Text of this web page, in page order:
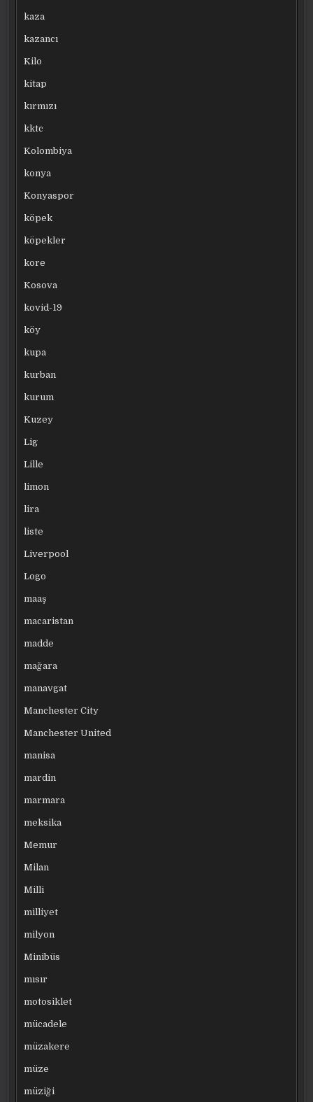
kaza
kazancı
Kilo
kitap
kırmızı
kktc
Kolombiya
konya
Konyaspor
köpek
köpekler
kore
Kosova
kovid-19
köy
kupa
kurban
kurum
Kuzey
Lig
Lille
limon
lira
liste
Liverpool
Logo
maaş
macaristan
madde
mağara
manavgat
Manchester City
Manchester United
manisa
mardin
marmara
meksika
Memur
Milan
Milli
milliyet
milyon
Minibüs
mısır
motosiklet
mücadele
müzakere
müze
müziği